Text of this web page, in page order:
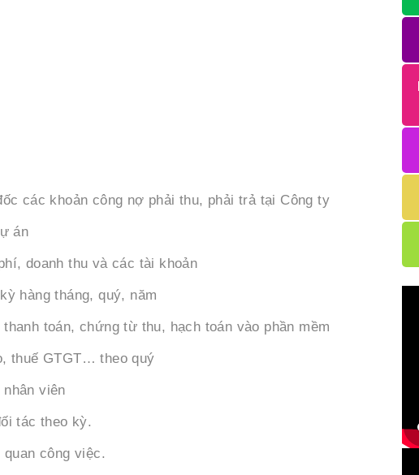
các khoản công nợ phải thu, phải trả tại Công ty
án
doanh thu và các tài khoản
hàng tháng, quý, năm
toán, chứng từ thu, hạch toán vào phần mềm
thuế GTGT… theo quý
viên
tác theo kỳ.
công việc.